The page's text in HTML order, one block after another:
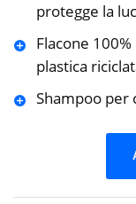
protegge la
Flacone
plastica
Shampoo per